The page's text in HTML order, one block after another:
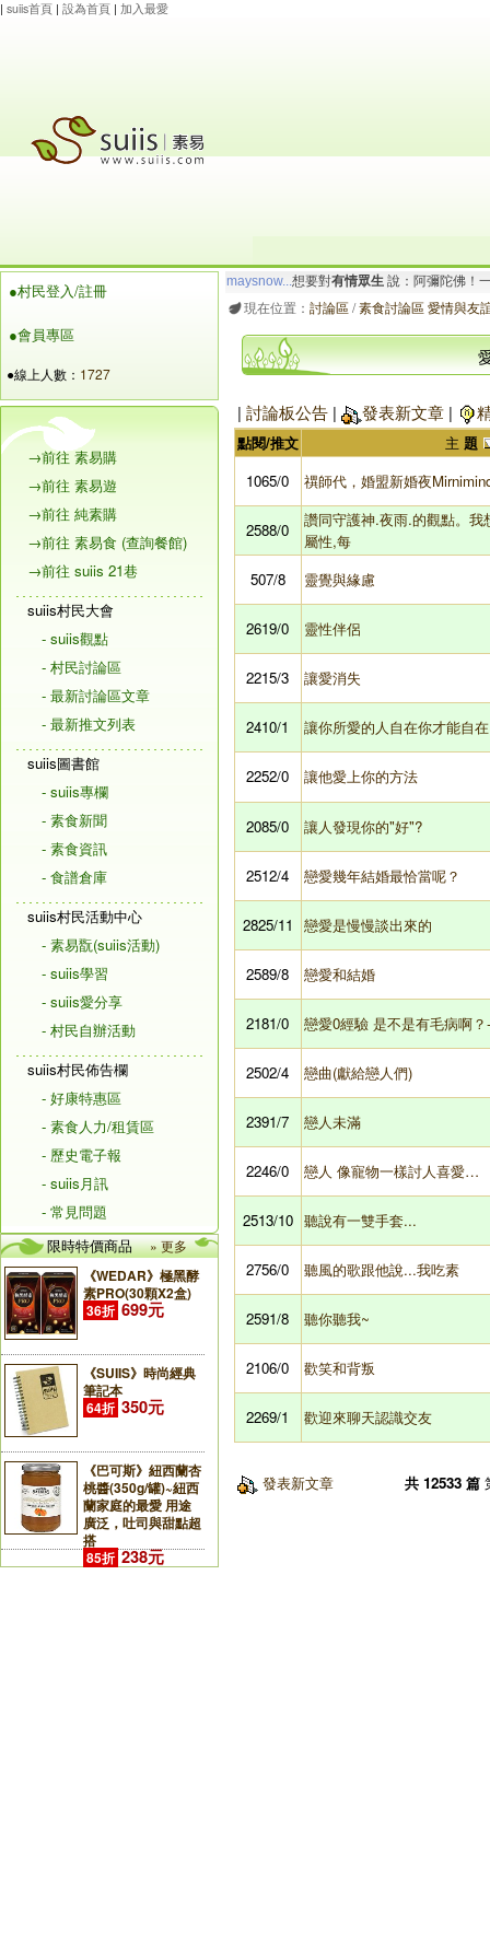
| suiis首頁 | 設為首頁 | 加入最愛
●村民登入/註冊
●會員專區
●線上人數： 1727
→前往 素易購
→前往 素易遊
→前往 純素購
→前往 素易食 (查詢餐館)
→前往 suiis 21巷
suiis村民大會
- suiis觀點
- 村民討論區
- 最新討論區文章
- 最新推文列表
suiis圖書館
- suiis專欄
- 素食新聞
- 素食資訊
- 食譜倉庫
suiis村民活動中心
- 素易翫(suiis活動)
- suiis學習
- suiis愛分享
- 村民自辦活動
suiis村民佈告欄
- 好康特惠區
- 素食人力/租賃區
- 歷史電子報
- suiis月訊
- 常見問題
限時特價商品
» 更多
《WEDAR》極黑酵
素PRO(30顆X2盒)
36折 699元
《SUIIS》時尚經典
筆記本
64折 350元
《巴可斯》紐西蘭杏
桃醬(350g/罐)~紐西
蘭家庭的最愛 用途
廣泛，吐司與甜點超
搭
85折 238元
maysnow...想要對有情眾生 說：阿彌陀佛！
玲瓏虹想要對 有情眾生說：南無大願地藏王
現在位置： 討論區/素食討論區 愛情與友
| 討論板公告 | 發表新文章 |
點閱/推文 主 題
1065/0
禩師代，婚盟新婚夜
2588/0
讚同守護神.夜雨.的觀點。我
屬性,每
507/8
靈覺與緣慮
2619/0 靈性伴侶
2215/3 讓愛消失
2410/1 讓你所愛的人自在你才能自在
2252/0 讓他愛上你的方法
2085/0 讓人發現你的"好"?
2512/4 戀愛幾年結婚最恰當呢？
2825/11 戀愛是慢慢談出來的
2589/8 戀愛和結婚
2181/0 戀愛0經驗 是不是有毛病啊？
2502/4 戀曲(獻給戀人們)
2391/7 戀人未滿
2246/0 戀人 像寵物一樣討人喜愛…
2513/10 聽說有一雙手套...
2756/0 聽風的歌跟他說...我吃素
2591/8 聽你聽我~
2106/0 歡笑和背叛
2269/1 歡迎來聊天認識交友
發表新文章 共 12533 篇